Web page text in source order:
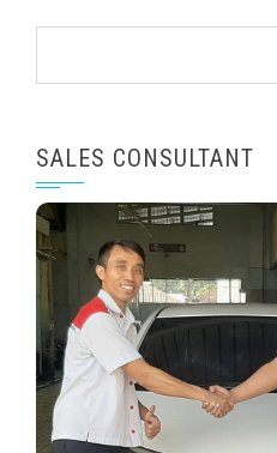
SALES CONSULTANT